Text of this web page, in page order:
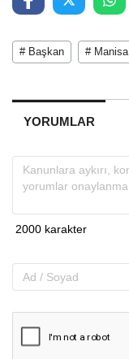
# Başkan # Manisa
YORUMLAR